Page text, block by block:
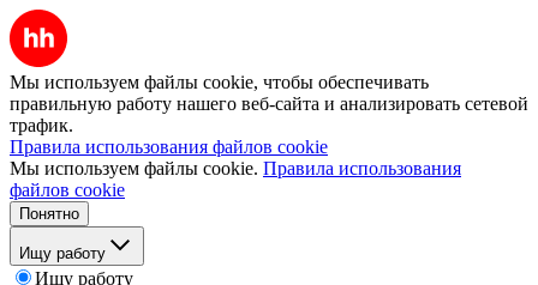
Мы используем файлы cookie, чтобы обеспечивать
правильную работу нашего веб-сайта и анализировать сетевой
трафик.
Правила использования файлов cookie
Мы используем файлы cookie. Правила использования
файлов cookie
Понятно
Ищу работу
Ищу работу